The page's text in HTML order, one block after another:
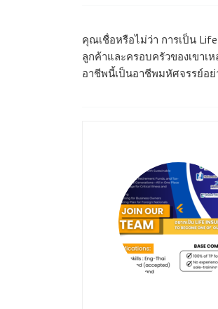
คุณเชื่อหรือไม่ว่า การเป็น
ลูกค้าและครอบครัวของเขาเ
อาชีพนี้เป็นอาชีพมหัศจรรย์อย่